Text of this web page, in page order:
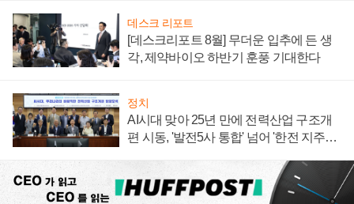
데스크 리포트
[데스크리포트 8월] 무더운 입추에 든 생
각, 제약바이오 하반기 훈풍 기대한다
정치
AI시대 맞아 25년 만에 전력산업 구조개
편 시동, '발전5사 통합' 넘어 '한전 지주사'